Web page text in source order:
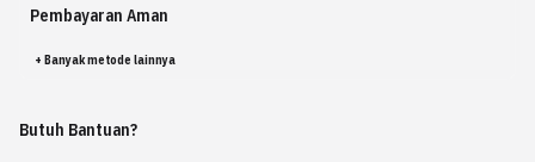
Pembayaran Aman
+ Banyak metode lainnya
Butuh Bantuan?